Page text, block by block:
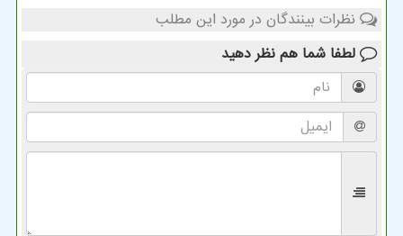
نظرات بینندگان در مورد این مطلب
لطفا شما هم نظر دهید